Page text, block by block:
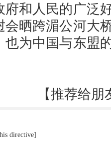
府和人民的广泛
会晒跨湄公河大
也为中国与东盟
【推荐给朋
directive]